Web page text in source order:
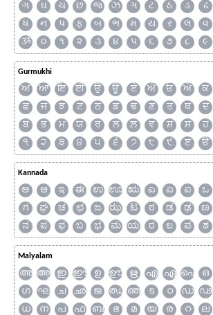
ગ
ઘ ચ છ જ ઝ ઞ ટ ઠ ડ ઢ
ધ
ન પ ફ બ ભ મ ય ર લ વ
ૐ
૦ ૧ ૨ ૩ ૪ ૫ ૬ ૭ ૮ ૯
Gurmukhi
ਅ ਆ ਇ ਈ ਉ ਊ ਏ ਐ ਓ ਔ ਕ
ਛ
ਜ ਝ ਟ ਠ ਡ ਢ ਣ ਤ ਥ ਦ
ਬ
ਭ ਮ ਯ ਰ ਲ ਲ਼ ਵ ਸ਼ ਸ ਹ
੧
੨ ੩ ੪ ੫ ੬ ੭ ੮ ੯ ੲ ੳ
Kannada
ಅ ಆ ಇ ಈ ಉ ಊ ಋ ಎ ಏ ಐ ಒ
ಗ
ಘ ಚ ಛ ಜ ಝ ಟ ಠ ಡ ಢ ಣ
ನ
ಪ ಫ ಬ ಭ ಮ ಯ ರ ಲ ವ ಶ
Malyalam
അ ആ ഇ ഈ ഉ ഊ ഋ എ ഏ ഐ ഒ
ഗ
ഘ ച ഛ ജ ഝ ഞ ട ഠ ഡ ഢ
ധ
ന പ ഫ ബ ഭ മ യ ര റ ല